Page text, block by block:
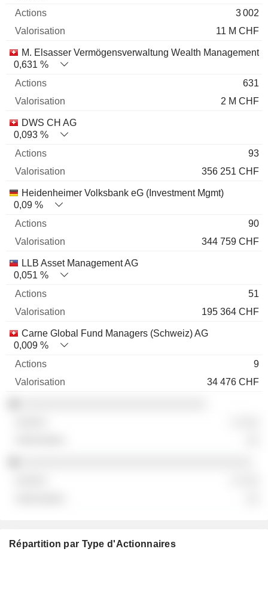
3 002
11 M CHF
M. Elsasser Vermögensverwaltung Wealth Management
0,631 %
631
2 M CHF
DWS CH AG
0,093 %
93
356 251 CHF
Heidenheimer Volksbank eG (Investment Mgmt)
0,09 %
90
344 759 CHF
LLB Asset Management AG
0,051 %
51
195 364 CHF
Carne Global Fund Managers (Schweiz) AG
0,009 %
9
34 476 CHF
Répartition par Type d'Actionnaires